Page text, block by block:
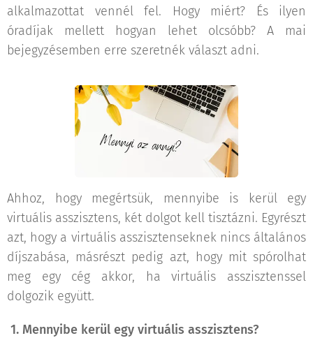
alkalmazottat vennél fel. Hogy miért? És ilyen
óradíjak mellett hogyan lehet olcsóbb? A mai
bejegyzésemben erre szeretnék választ adni.
Ahhoz, hogy megértsük, mennyibe is kerül egy
virtuális asszisztens, két dolgot kell tisztázni. Egyrészt
azt, hogy a virtuális asszisztenseknek nincs általános
díjszabása, másrészt pedig azt, hogy mit spórolhat
meg egy cég akkor, ha virtuális asszisztenssel
dolgozik együtt.
1. Mennyibe kerül egy virtuális asszisztens?